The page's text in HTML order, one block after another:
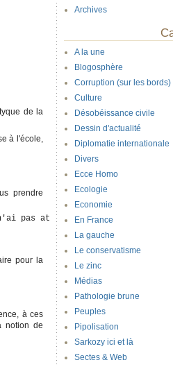
de la
à l'école,
prendre
pas attendu  ces "couilles
pour la
à ces
notion de
Archives
A la une
Blogosphère
Corruption (sur les bords)
Culture
Désobéissance civile
Dessin d'actualité
Diplomatie internationale
Divers
Ecce Homo
Ecologie
Economie
En France
La gauche
Le conservatisme
Le zinc
Médias
Pathologie brune
Peuples
Pipolisation
Sarkozy ici et là
Sectes & Web